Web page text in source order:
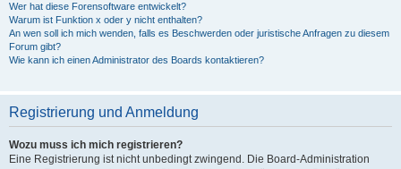
Wer hat diese Forensoftware entwickelt?
Warum ist Funktion x oder y nicht enthalten?
An wen soll ich mich wenden, falls es Beschwerden oder juristische Anfragen zu diesem
Forum gibt?
Wie kann ich einen Administrator des Boards kontaktieren?
Registrierung und Anmeldung
Wozu muss ich mich registrieren?
Eine Registrierung ist nicht unbedingt zwingend. Die Board-Administration